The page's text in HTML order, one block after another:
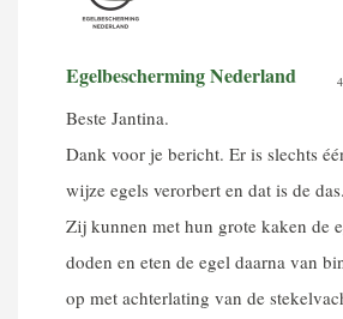
Egelbescherming Nederland
Beste Jantina.
Dank voor je bericht. Er is slechts
wijze egels verorbert en dat is de das.
Zij kunnen met hun grote kaken de
doden en eten de egel daarna van
op met achterlating van de